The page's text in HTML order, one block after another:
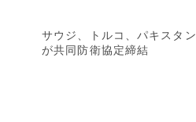
サウジ、トルコ、パキスタン
が共同防衛協定締結